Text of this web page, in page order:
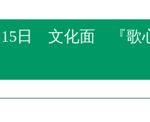
15日 文化面 『